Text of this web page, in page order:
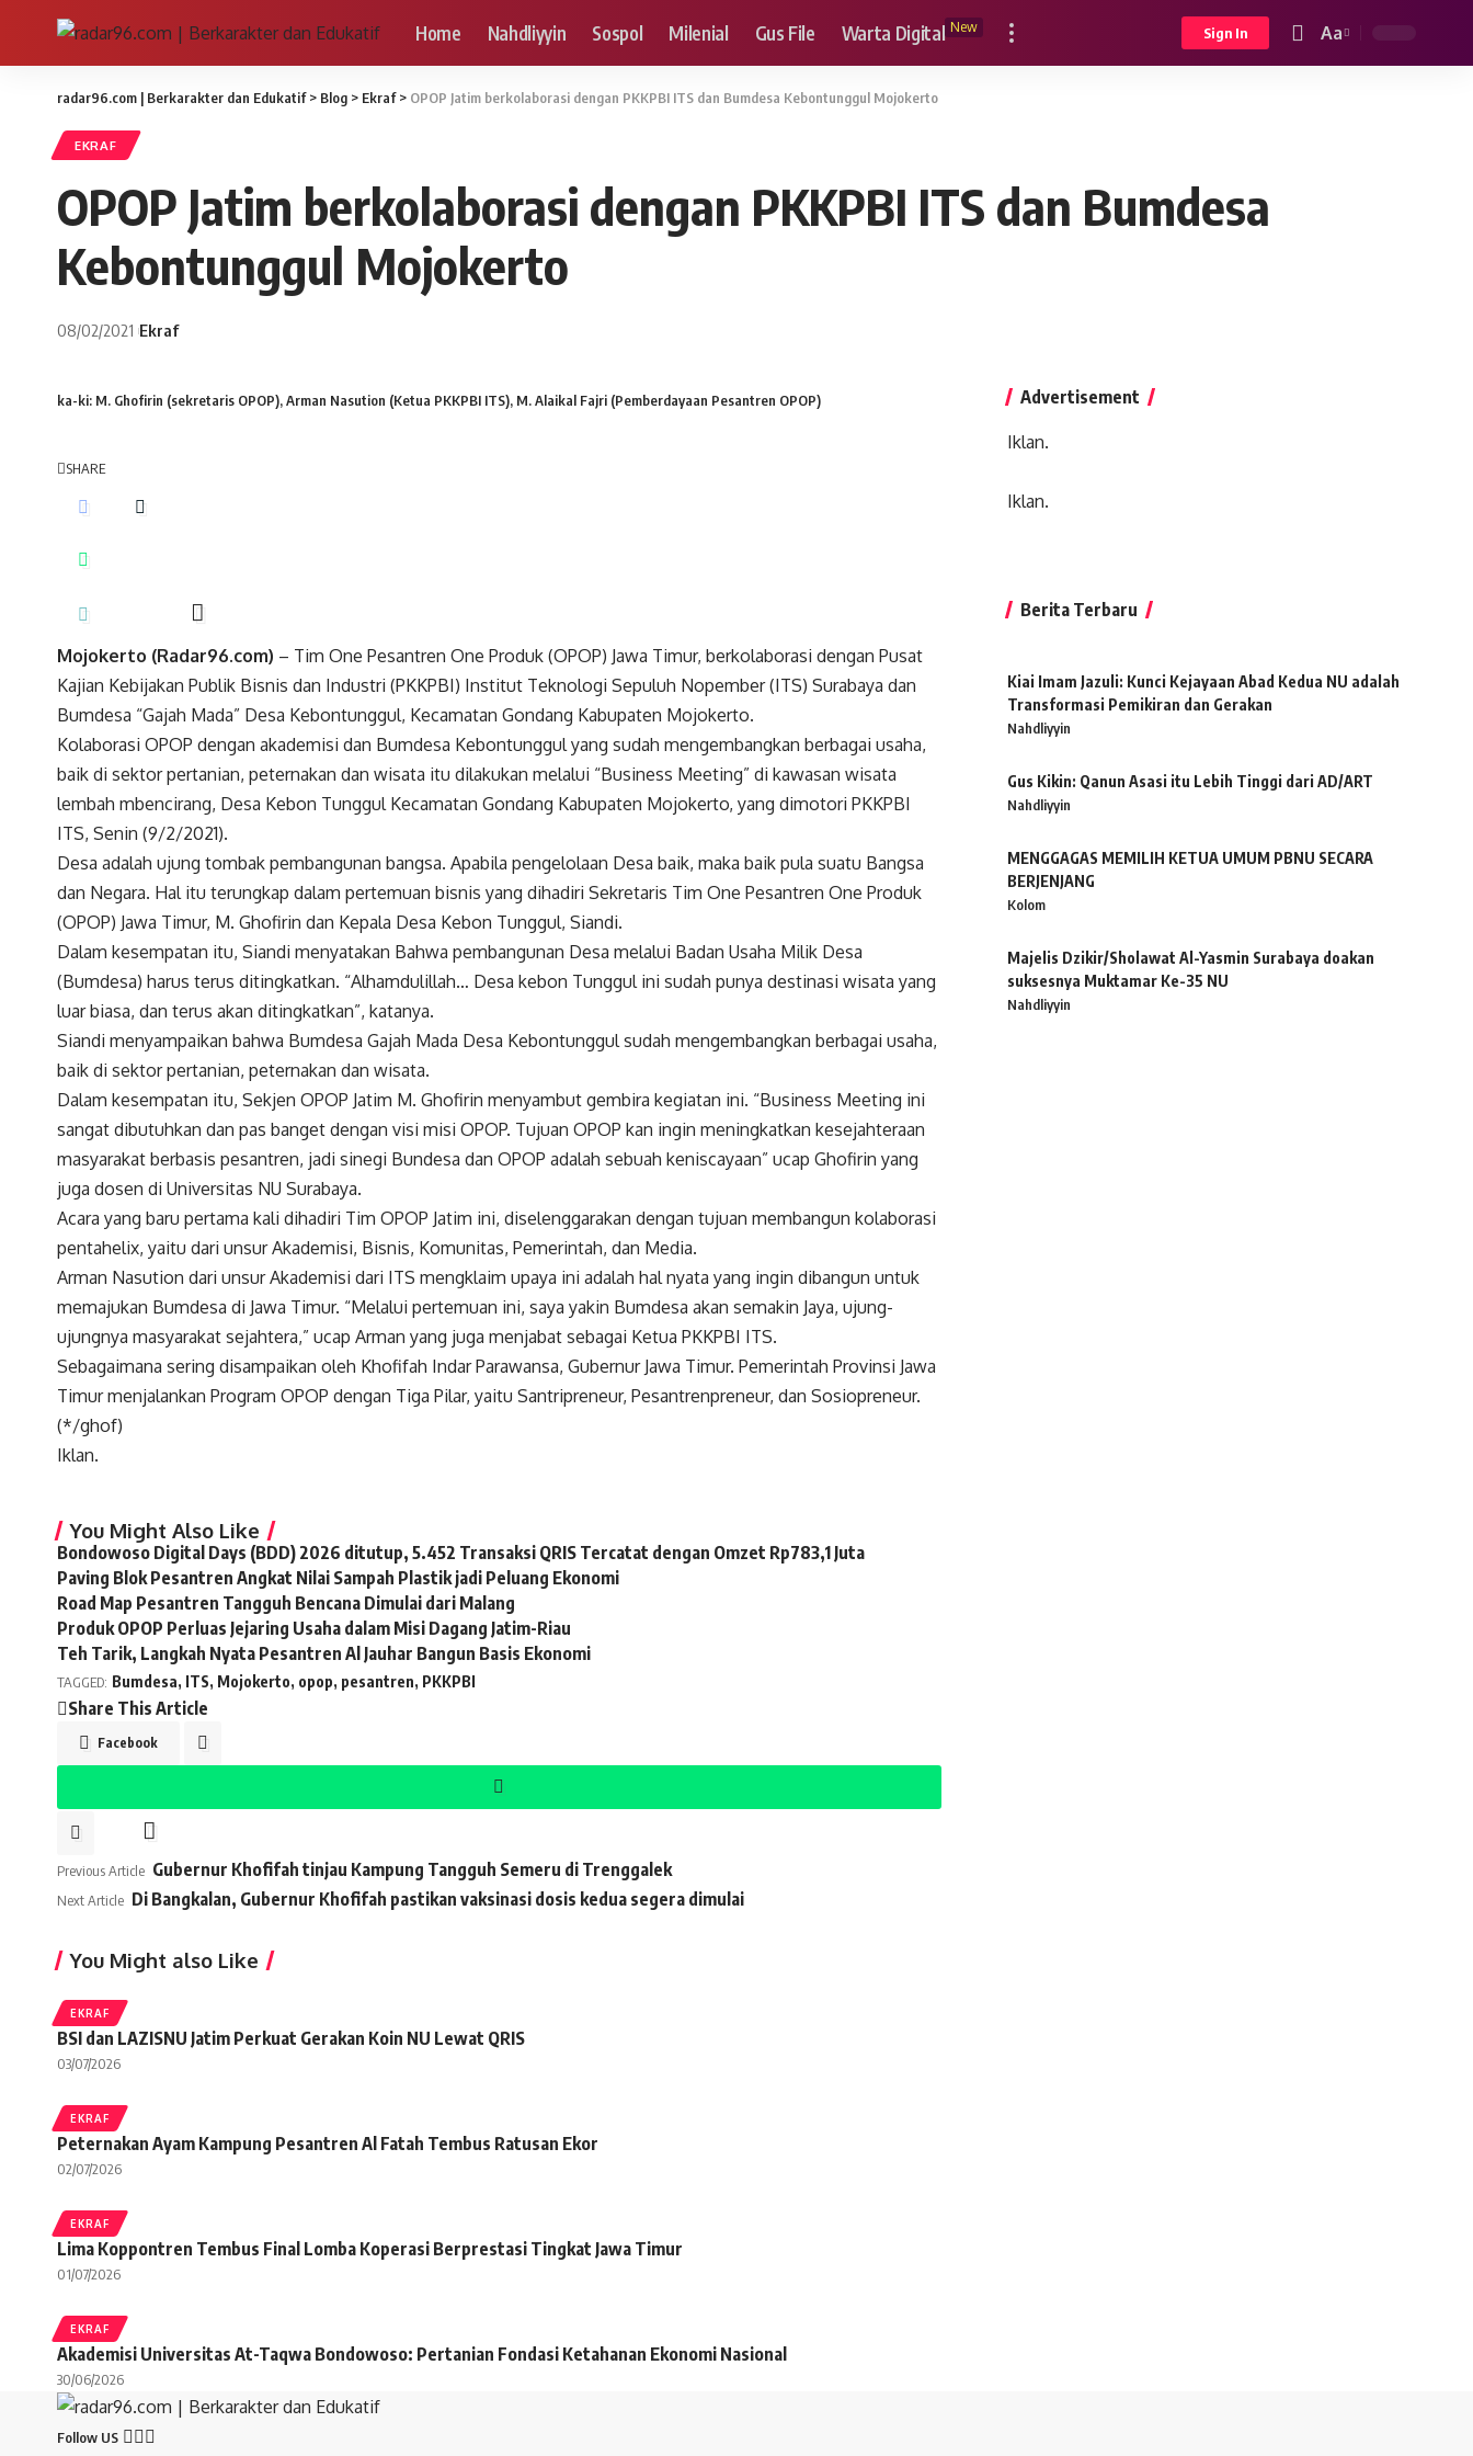
Home Nahdliyyin Sospol Milenial Gus File Warta Digital New Sign In
Font
Aa
radar96.com | Berkarakter dan Edukatif> Blog > Ekraf> OPOP Jatim berkolaborasi dengan PKKPBI ITS dan Bumdesa Kebontunggul Mojokerto
EKRAF
OPOP Jatim berkolaborasi dengan PKKPBI ITS dan Bumdesa
Kebontunggul Mojokerto
08/02/2021 Ekraf
ka-ki: M. Ghofirin (sekretaris OPOP), Arman Nasution (Ketua PKKPBI ITS), M. Alaikal Fajri (Pemberdayaan Pesantren OPOP)
SHARE
Mojokerto (Radar96.com) – Tim One Pesantren One Produk (OPOP) Jawa Timur, berkolaborasi dengan Pusat
Kajian Kebijakan Publik Bisnis dan Industri (PKKPBI) Institut Teknologi Sepuluh Nopember (ITS) Surabaya dan
Bumdesa “Gajah Mada” Desa Kebontunggul, Kecamatan Gondang Kabupaten Mojokerto.
Kolaborasi OPOP dengan akademisi dan Bumdesa Kebontunggul yang sudah mengembangkan berbagai usaha,
baik di sektor pertanian, peternakan dan wisata itu dilakukan melalui “Business Meeting” di kawasan wisata
lembah mbencirang, Desa Kebon Tunggul Kecamatan Gondang Kabupaten Mojokerto, yang dimotori PKKPBI
ITS, Senin (9/2/2021).
Desa adalah ujung tombak pembangunan bangsa. Apabila pengelolaan Desa baik, maka baik pula suatu Bangsa
dan Negara. Hal itu terungkap dalam pertemuan bisnis yang dihadiri Sekretaris Tim One Pesantren One Produk
(OPOP) Jawa Timur, M. Ghofirin dan Kepala Desa Kebon Tunggul, Siandi.
Dalam kesempatan itu, Siandi menyatakan Bahwa pembangunan Desa melalui Badan Usaha Milik Desa
(Bumdesa) harus terus ditingkatkan. “Alhamdulillah… Desa kebon Tunggul ini sudah punya destinasi wisata yang
luar biasa, dan terus akan ditingkatkan”, katanya.
Siandi menyampaikan bahwa Bumdesa Gajah Mada Desa Kebontunggul sudah mengembangkan berbagai usaha,
baik di sektor pertanian, peternakan dan wisata.
Dalam kesempatan itu, Sekjen OPOP Jatim M. Ghofirin menyambut gembira kegiatan ini. “Business Meeting ini
sangat dibutuhkan dan pas banget dengan visi misi OPOP. Tujuan OPOP kan ingin meningkatkan kesejahteraan
masyarakat berbasis pesantren, jadi sinegi Bundesa dan OPOP adalah sebuah keniscayaan” ucap Ghofirin yang
juga dosen di Universitas NU Surabaya.
Acara yang baru pertama kali dihadiri Tim OPOP Jatim ini, diselenggarakan dengan tujuan membangun kolaborasi
pentahelix, yaitu dari unsur Akademisi, Bisnis, Komunitas, Pemerintah, dan Media.
Arman Nasution dari unsur Akademisi dari ITS mengklaim upaya ini adalah hal nyata yang ingin dibangun untuk
memajukan Bumdesa di Jawa Timur. “Melalui pertemuan ini, saya yakin Bumdesa akan semakin Jaya, ujung-
ujungnya masyarakat sejahtera,” ucap Arman yang juga menjabat sebagai Ketua PKKPBI ITS.
Sebagaimana sering disampaikan oleh Khofifah Indar Parawansa, Gubernur Jawa Timur. Pemerintah Provinsi Jawa
Timur menjalankan Program OPOP dengan Tiga Pilar, yaitu Santripreneur, Pesantrenpreneur, dan Sosiopreneur.
(*/ghof)
Iklan.
You Might Also Like
Bondowoso Digital Days (BDD) 2026 ditutup, 5.452 Transaksi QRIS Tercatat dengan Omzet Rp783,1 Juta
Paving Blok Pesantren Angkat Nilai Sampah Plastik jadi Peluang Ekonomi
Road Map Pesantren Tangguh Bencana Dimulai dari Malang
Produk OPOP Perluas Jejaring Usaha dalam Misi Dagang Jatim-Riau
Teh Tarik, Langkah Nyata Pesantren Al Jauhar Bangun Basis Ekonomi
TAGGED: Bumdesa, ITS, Mojokerto, opop, pesantren, PKKPBI
Share This Article
Facebook
Previous Article Gubernur Khofifah tinjau Kampung Tangguh Semeru di Trenggalek
Next Article Di Bangkalan, Gubernur Khofifah pastikan vaksinasi dosis kedua segera dimulai
Advertisement
Iklan.
Iklan.
Berita Terbaru
Kiai Imam Jazuli: Kunci Kejayaan Abad Kedua NU adalah
Transformasi Pemikiran dan Gerakan
Nahdliyyin
Gus Kikin: Qanun Asasi itu Lebih Tinggi dari AD/ART
Nahdliyyin
MENGGAGAS MEMILIH KETUA UMUM PBNU SECARA
BERJENJANG
Kolom
Majelis Dzikir/Sholawat Al-Yasmin Surabaya doakan
suksesnya Muktamar Ke-35 NU
Nahdliyyin
You Might also Like
EKRAF
BSI dan LAZISNU Jatim Perkuat Gerakan Koin NU Lewat QRIS
03/07/2026
EKRAF
Peternakan Ayam Kampung Pesantren Al Fatah Tembus Ratusan Ekor
02/07/2026
EKRAF
Lima Koppontren Tembus Final Lomba Koperasi Berprestasi Tingkat Jawa Timur
01/07/2026
EKRAF
Akademisi Universitas At-Taqwa Bondowoso: Pertanian Fondasi Ketahanan Ekonomi Nasional
30/06/2026
Follow US